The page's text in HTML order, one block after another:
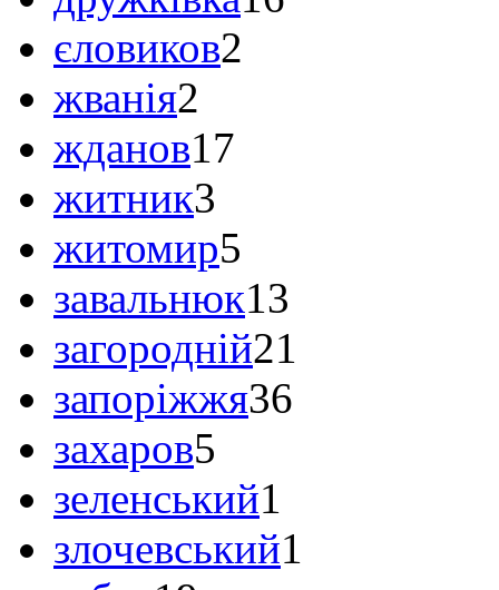
єловиков2
жванія2
жданов17
житник3
житомир5
завальнюк13
загородній21
запоріжжя36
захаров5
зеленський1
злочевський1